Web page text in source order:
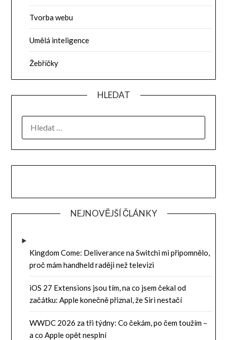
Tvorba webu
Umělá inteligence
Žebříčky
HLEDAT
NEJNOVĚJŠÍ ČLÁNKY
Kingdom Come: Deliverance na Switchi mi připomnělo,
proč mám handheld raději než televizi
iOS 27 Extensions jsou tím, na co jsem čekal od
začátku: Apple konečně přiznal, že Siri nestačí
WWDC 2026 za tři týdny: Co čekám, po čem toužím –
a co Apple opět nesplní